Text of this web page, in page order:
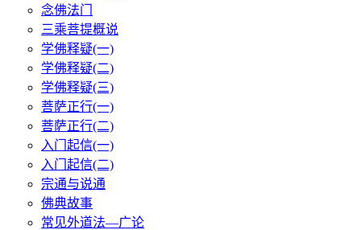
念佛法门
三乘菩提概说
学佛释疑(一)
学佛释疑(二)
学佛释疑(三)
菩萨正行(一)
菩萨正行(二)
入门起信(一)
入门起信(二)
宗通与说通
佛典故事
常见外道法—广论